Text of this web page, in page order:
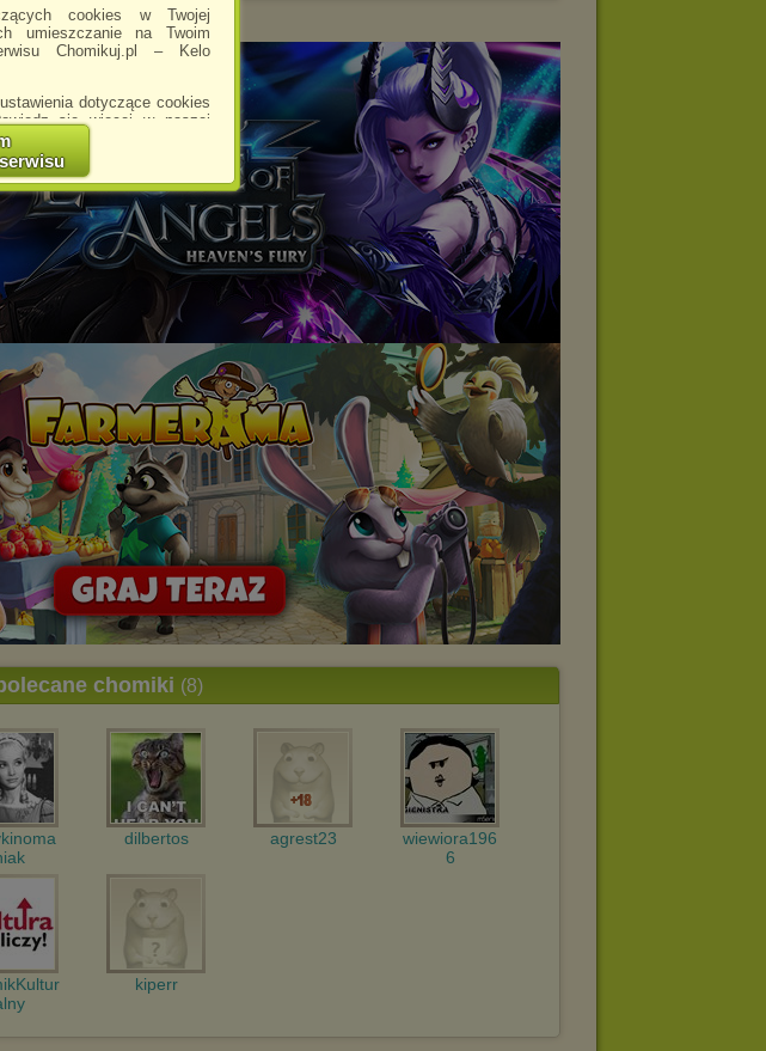
cookies w Twojej
umieszczanie na Twoim
Chomikuj.pl – Kelo
dotyczące cookies
się więcej w naszej
przeglądarki może
strony Chomikuj.pl.
cookies niestety
Zaufanych Partnerów
analiza skuteczności działań
Ci reklama nie
a będzie to reklama
internetowej w
plików cookies na
usunąć pliki cookies,
przeglądarki
pod adresem
.
chomiki (8)
dilbertos agrest23
wiewiora196
6
kiperr